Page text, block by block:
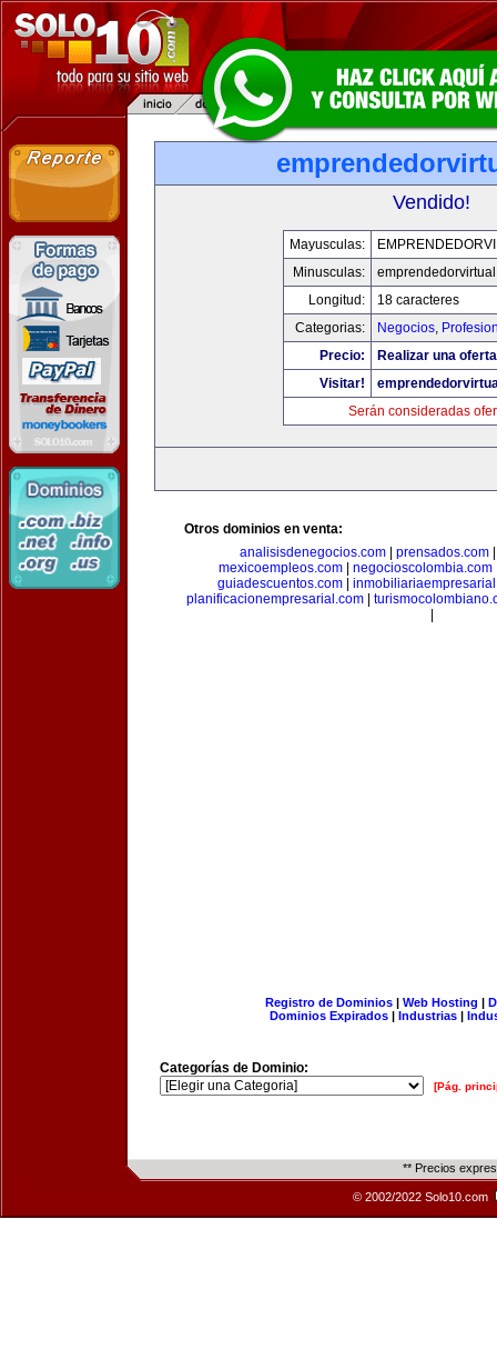
Vendido!
Mayusculas:
Minusculas:
Longitud:
18 caracteres
Categorias:
Negocios,
Precio:
Realizar una
Visitar!
Serán consideradas
Otros dominios en venta:
analisisdenegocios.com
prensados.com
mexicoempleos.com
negocioscolombia.com
guiadescuentos.com
planificacionempresarial.com
Registro de Dominios| Web Hosting |
Dominios Expirados | Industrias |
Categorías de Dominio:
[Pág.
** Precios
© 2002/2022 Solo10.com